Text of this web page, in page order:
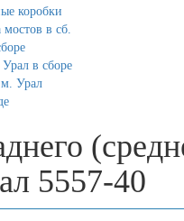
коробки
мостов в сб.
в сборе
Урал
5557-40